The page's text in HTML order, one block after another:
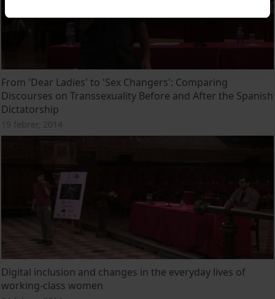
From 'Dear Ladies' to 'Sex Changers': Comparing
Discourses on Transsexuality Before and After the Spanish
Dictatorship
19 febrer, 2014
Digital inclusion and changes in the everyday lives of
working-class women